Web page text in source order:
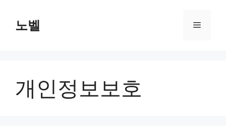
노벨 메
개인정보보호